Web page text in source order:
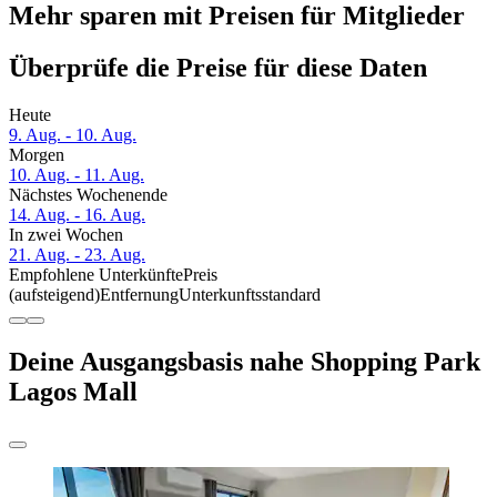
Mehr sparen mit Preisen für Mitglieder
Überprüfe die Preise für diese Daten
Heute
9. Aug. - 10. Aug.
Morgen
10. Aug. - 11. Aug.
Nächstes Wochenende
14. Aug. - 16. Aug.
In zwei Wochen
21. Aug. - 23. Aug.
Empfohlene UnterkünftePreis
(aufsteigend)EntfernungUnterkunftsstandard
Deine Ausgangsbasis nahe Shopping Park
Lagos Mall